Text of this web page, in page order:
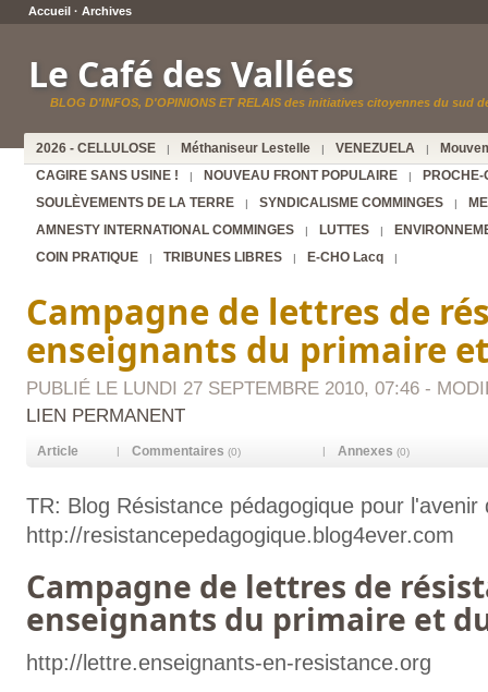
Accueil · Archives
Le Café des Vallées
BLOG D'INFOS, D'OPINIONS ET RELAIS des initiatives citoyennes du sud
2026 - CELLULOSE | Méthaniseur Lestelle | VENEZUELA |
CAGIRE SANS USINE !
| NOUVEAU FRONT POPULAIRE |
PROCHE-
SOULÈVEMENTS DE LA TERRE
| SYNDICALISME COMMINGES |
AMNESTY INTERNATIONAL COMMINGES
| LUTTES |
COIN PRATIQUE
| TRIBUNES LIBRES | E-CHO Lacq |
Campagne de lettres de
enseignants du primaire
PUBLIÉ LE LUNDI 27 SEPTEMBRE 2010, 07:46 -
LIEN PERMANENT
Article | Commentaires (0) | Annexes (0)
TR: Blog Résistance pédagogique pour l'avenir
http://resistancepedagogique.blog4ever.com
Campagne de lettres de
enseignants du primaire et
http://lettre.enseignants-en-resistance.org